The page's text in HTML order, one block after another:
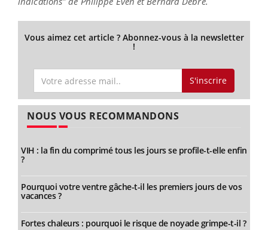
Vous aimez cet article ? Abonnez-vous à la newsletter
!
S'inscrire
NOUS VOUS RECOMMANDONS
VIH : la fin du comprimé tous les jours se profile-t-elle enfin
?
Pourquoi votre ventre gâche-t-il les premiers jours de vos
vacances ?
Fortes chaleurs : pourquoi le risque de noyade grimpe-t-il ?